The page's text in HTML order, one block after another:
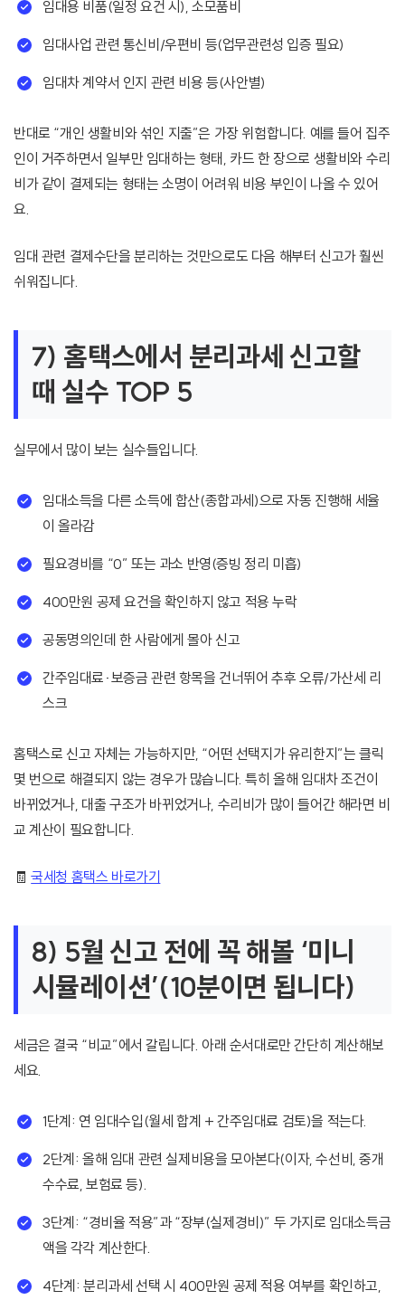
임대용 비품(일정 요건 시), 소모품비
임대사업 관련 통신비/우편비 등(업무관련성 입증 필요)
임대차 계약서 인지 관련 비용 등(사안별)
반대로 “개인 생활비와 섞인 지출”은 가장 위험합니다. 예를 들어 집주
인이 거주하면서 일부만 임대하는 형태, 카드 한 장으로 생활비와 수리
비가 같이 결제되는 형태는 소명이 어려워 비용 부인이 나올 수 있어
요.
임대 관련 결제수단을 분리하는 것만으로도 다음 해부터 신고가 훨씬
쉬워집니다.
7) 홈택스에서 분리과세 신고할
때 실수 TOP 5
실무에서 많이 보는 실수들입니다.
임대소득을 다른 소득에 합산(종합과세)으로 자동 진행해 세율
이 올라감
필요경비를 “0” 또는 과소 반영(증빙 정리 미흡)
400만원 공제 요건을 확인하지 않고 적용 누락
공동명의인데 한 사람에게 몰아 신고
간주임대료·보증금 관련 항목을 건너뛰어 추후 오류/가산세 리
스크
홈택스로 신고 자체는 가능하지만, “어떤 선택지가 유리한지”는 클릭
몇 번으로 해결되지 않는 경우가 많습니다. 특히 올해 임대차 조건이
바뀌었거나, 대출 구조가 바뀌었거나, 수리비가 많이 들어간 해라면 비
교 계산이 필요합니다.
🧾국세청 홈택스 바로가기
8) 5월 신고 전에 꼭 해볼 ‘미니
시뮬레이션’(10분이면 됩니다)
세금은 결국 “비교”에서 갈립니다. 아래 순서대로만 간단히 계산해보
세요.
1단계: 연 임대수입(월세 합계 + 간주임대료 검토)을 적는다.
2단계: 올해 임대 관련 실제비용을 모아본다(이자, 수선비, 중개
수수료, 보험료 등).
3단계: “경비율 적용”과 “장부(실제경비)” 두 가지로 임대소득금
액을 각각 계산한다.
4단계: 분리과세 선택 시 400만원 공제 적용 여부를 확인하고,